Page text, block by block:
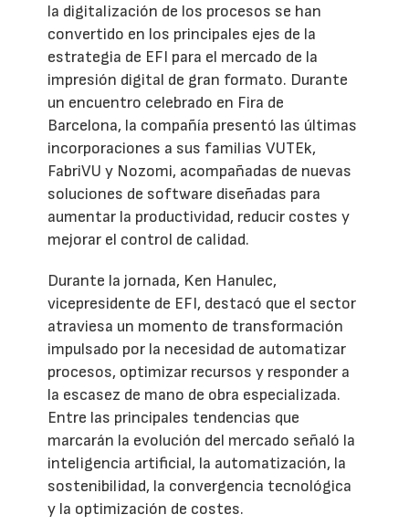
la digitalización de los procesos se han
convertido en los principales ejes de la
estrategia de EFI para el mercado de la
impresión digital de gran formato. Durante
un encuentro celebrado en Fira de
Barcelona, la compañía presentó las últimas
incorporaciones a sus familias VUTEk,
FabriVU y Nozomi, acompañadas de nuevas
soluciones de software diseñadas para
aumentar la productividad, reducir costes y
mejorar el control de calidad.
Durante la jornada, Ken Hanulec,
vicepresidente de EFI, destacó que el sector
atraviesa un momento de transformación
impulsado por la necesidad de automatizar
procesos, optimizar recursos y responder a
la escasez de mano de obra especializada.
Entre las principales tendencias que
marcarán la evolución del mercado señaló la
inteligencia artificial, la automatización, la
sostenibilidad, la convergencia tecnológica
y la optimización de costes.